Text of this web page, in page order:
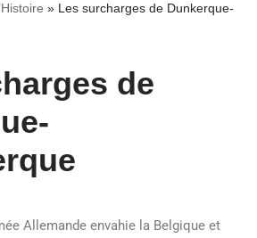
» Les surcharges de Dunkerque-
de
Allemande envahie la Belgique et